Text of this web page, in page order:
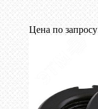
Цена по запросу